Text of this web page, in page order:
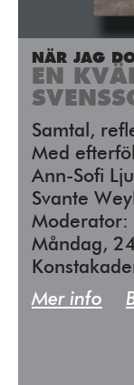
NÄR JAG
EN
Samtal,
Med
Ann-Sofi
Svante
Moderator:
Måndag,
Mer info